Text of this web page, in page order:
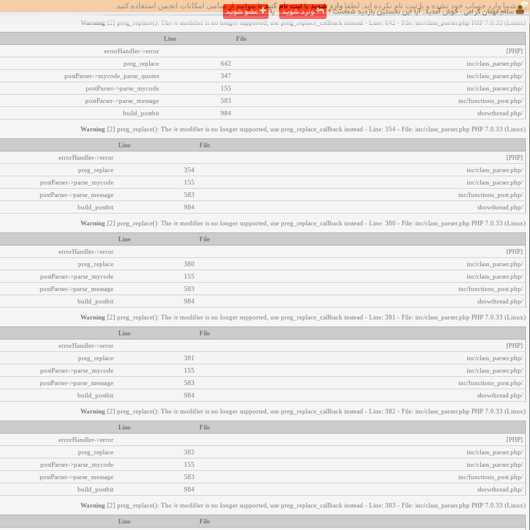
شما وارد حساب خود نشده و یا ثبت نام نکرده اید. لطفا وارد شویدیاثبت نام کنیدتا بتوانید از تمامی امکانات انجمن استفاده کنید. اخطار‌های زیر رخ داد:
Warning [2] preg_replace(): The /e modifier is no longer supported, use preg_replace_callback instead - Line: 642 - File: inc/class_parser.php PHP 7.0.33 (Linux)
File
Line
[PHP]
errorHandler->error
/inc/class_parser.php
642
preg_replace
/inc/class_parser.php
347
postParser->mycode_parse_quotes
/inc/class_parser.php
155
postParser->parse_mycode
/inc/functions_post.php
583
postParser->parse_message
/showthread.php
984
build_postbit
Warning [2] preg_replace(): The /e modifier is no longer supported, use preg_replace_callback instead - Line: 354 - File: inc/class_parser.php PHP 7.0.33 (Linux)
File
Line
[PHP]
errorHandler->error
/inc/class_parser.php
354
preg_replace
/inc/class_parser.php
155
postParser->parse_mycode
/inc/functions_post.php
583
postParser->parse_message
/showthread.php
984
build_postbit
Warning [2] preg_replace(): The /e modifier is no longer supported, use preg_replace_callback instead - Line: 380 - File: inc/class_parser.php PHP 7.0.33 (Linux)
File
Line
[PHP]
errorHandler->error
/inc/class_parser.php
380
preg_replace
/inc/class_parser.php
155
postParser->parse_mycode
/inc/functions_post.php
583
postParser->parse_message
/showthread.php
984
build_postbit
Warning [2] preg_replace(): The /e modifier is no longer supported, use preg_replace_callback instead - Line: 381 - File: inc/class_parser.php PHP 7.0.33 (Linux)
File
Line
[PHP]
errorHandler->error
/inc/class_parser.php
381
preg_replace
/inc/class_parser.php
155
postParser->parse_mycode
/inc/functions_post.php
583
postParser->parse_message
/showthread.php
984
build_postbit
Warning [2] preg_replace(): The /e modifier is no longer supported, use preg_replace_callback instead - Line: 382 - File: inc/class_parser.php PHP 7.0.33 (Linux)
File
Line
[PHP]
errorHandler->error
/inc/class_parser.php
382
preg_replace
/inc/class_parser.php
155
postParser->parse_mycode
/inc/functions_post.php
583
postParser->parse_message
/showthread.php
984
build_postbit
Warning [2] preg_replace(): The /e modifier is no longer supported, use preg_replace_callback instead - Line: 383 - File: inc/class_parser.php PHP 7.0.33 (Linux)
File
Line
سلام مهمان گرامی ، خوش آمدید. آیا این نخستین بازدید شماست ؟ وارد شوید یا عضو شوید